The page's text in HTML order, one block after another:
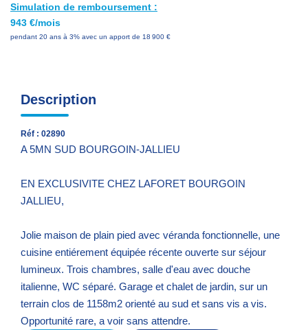
CONTACT
Simulation de remboursement :
943 €/mois
pendant 20 ans à 3% avec un apport de 18 900 €
Description
Réf : 02890
A 5MN SUD BOURGOIN-JALLIEU
EN EXCLUSIVITE CHEZ LAFORET BOURGOIN
JALLIEU,
Jolie maison de plain pied avec véranda fonctionnelle, une
cuisine entiérement équipée récente ouverte sur séjour
lumineux. Trois chambres, salle d'eau avec douche
italienne, WC séparé. Garage et chalet de jardin, sur un
terrain clos de 1158m2 orienté au sud et sans vis a vis.
Opportunité rare, a voir sans attendre.